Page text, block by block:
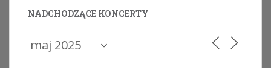
NADCHODZĄCE KONCERTY